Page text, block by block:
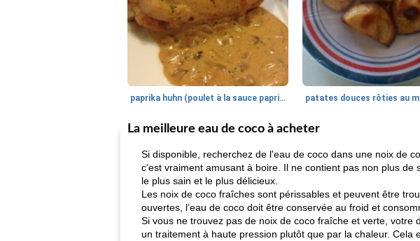
paprika huhn (poulet à la sauce paprika).
La meilleure eau de coco à acheter
Si disponible, recherchez de l'eau de coco dans une noix de
c'est vraiment amusant à boire. Il ne contient pas non plus
le plus sain et le plus délicieux.
Les noix de coco fraîches sont périssables et peuvent être
ouvertes, l’eau de coco doit être conservée au froid et
Si vous ne trouvez pas de noix de coco fraîche et verte, votre
un traitement à haute pression plutôt que par la chaleur.